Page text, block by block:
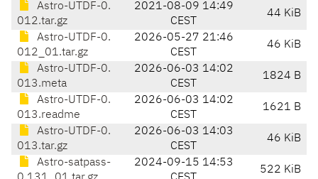
Astro-UTDF-0.
012.tar.gz
2021-08-09 14:49
CEST
44 KiB
Astro-UTDF-0.
012_01.tar.gz
2026-05-27 21:46
CEST
46 KiB
Astro-UTDF-0.
013.meta
2026-06-03 14:02
CEST
1824 B
Astro-UTDF-0.
013.readme
2026-06-03 14:02
CEST
1621 B
Astro-UTDF-0.
013.tar.gz
2026-06-03 14:03
CEST
46 KiB
Astro-satpass-
2024-09-15 14:53
522 KiB